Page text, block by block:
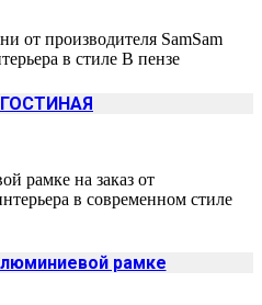
рамке